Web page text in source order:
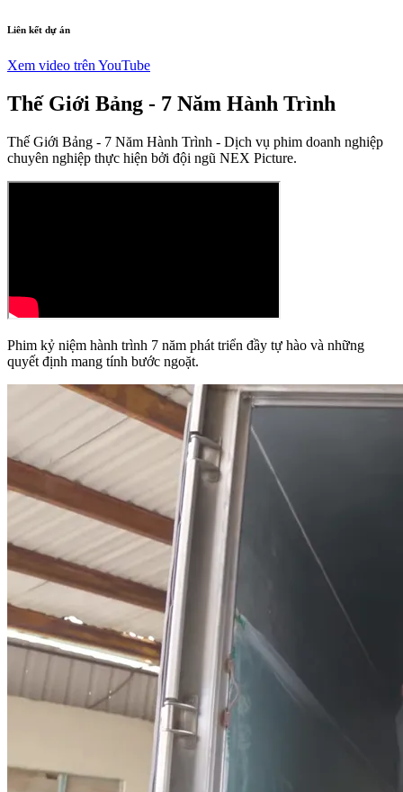
Liên kết dự án
Xem video trên YouTube
Thế Giới Bảng - 7 Năm Hành Trình
Thế Giới Bảng - 7 Năm Hành Trình - Dịch vụ phim doanh nghiệp
chuyên nghiệp thực hiện bởi đội ngũ NEX Picture.
Phim kỷ niệm hành trình 7 năm phát triển đầy tự hào và những
quyết định mang tính bước ngoặt.